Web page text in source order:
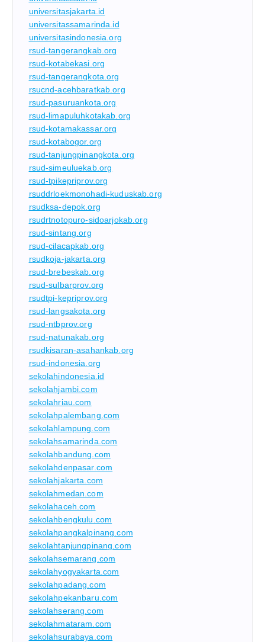
universitasjakarta.id
universitassamarinda.id
universitasindonesia.org
rsud-tangerangkab.org
rsud-kotabekasi.org
rsud-tangerangkota.org
rsucnd-acehbaratkab.org
rsud-pasuruankota.org
rsud-limapuluhkotakab.org
rsud-kotamakassar.org
rsud-kotabogor.org
rsud-tanjungpinangkota.org
rsud-simeuluekab.org
rsud-tpikepriprov.org
rsuddrloekmonohadi-kuduskab.org
rsudksa-depok.org
rsudrtnotopuro-sidoarjokab.org
rsud-sintang.org
rsud-cilacapkab.org
rsudkoja-jakarta.org
rsud-brebeskab.org
rsud-sulbarprov.org
rsudtpi-kepriprov.org
rsud-langsakota.org
rsud-ntbprov.org
rsud-natunakab.org
rsudkisaran-asahankab.org
rsud-indonesia.org
sekolahindonesia.id
sekolahjambi.com
sekolahriau.com
sekolahpalembang.com
sekolahlampung.com
sekolahsamarinda.com
sekolahbandung.com
sekolahdenpasar.com
sekolahjakarta.com
sekolahmedan.com
sekolahaceh.com
sekolahbengkulu.com
sekolahpangkalpinang.com
sekolahtanjungpinang.com
sekolahsemarang.com
sekolahyogyakarta.com
sekolahpadang.com
sekolahpekanbaru.com
sekolahserang.com
sekolahmataram.com
sekolahsurabaya.com